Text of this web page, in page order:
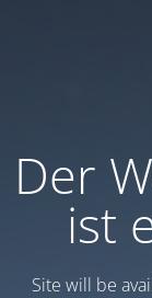
Der
ist
Site will be